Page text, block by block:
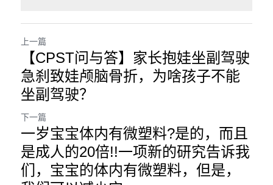
上一篇
【CPST问与答】家长抱娃坐副驾驶
急刹致娃颅脑骨折，为啥孩子不能
坐副驾驶？
下一篇
一岁宝宝体内有微塑料?是的，而且
是成人的20倍!!一项新的研究告诉我
们，宝宝的体内有微塑料，但是，